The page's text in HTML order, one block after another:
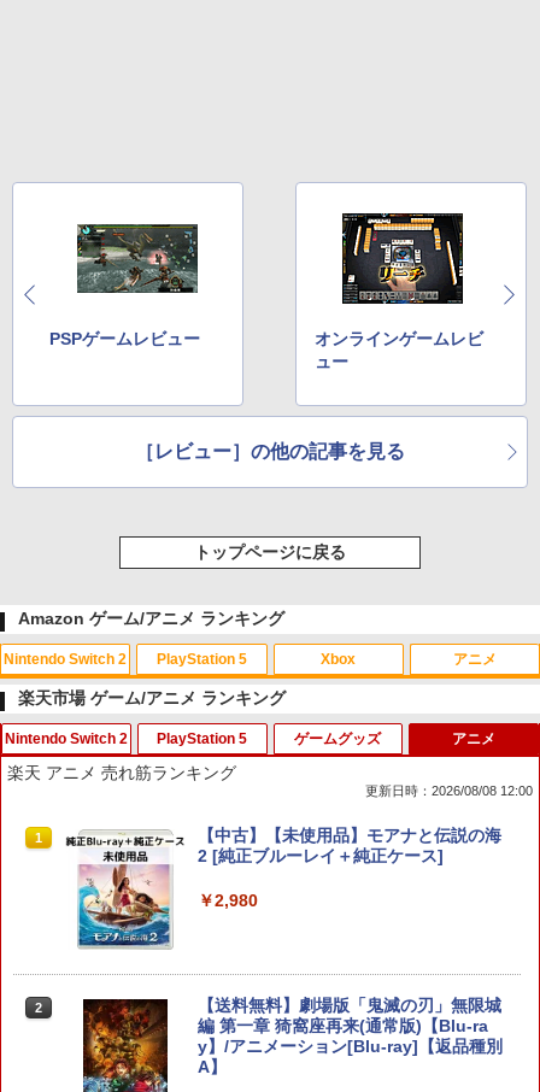
PSPゲームレビュー
オンラインゲームレビ
ュー
［レビュー］の他の記事を見る
トップページに戻る
Amazon ゲーム/アニメ ランキング
Nintendo Switch 2
1
スプラトゥーン レイダース|オンライン
コード版
￥5,832
￥6,449
PlayStation 5
1
PlayStation 5 デジタル・エディション
日本語専用 Console Language: Japan
ese only (CFI-2200B01)
￥55,000
￥7,286
Xbox
1
【純正品】Xbox ワイヤレス コントロー
ラー + USB-C® ケーブル
￥8,300
【純正品】Xbox ワイヤレス コントロー
￥7,681
【純正品】Xbox ワイヤレス コントロー
ラー (カーボンブラック)
アニメ
1
劇場版「鬼滅の刃」無限城編 第一章 猗
窩座再来 通常版 [Blu-ray]
￥3,982
￥3,523
楽天市場 ゲーム/アニメ ランキング
Nintendo Switch 2
1
スプラトゥーン レイダース [Nintendo S
witch 2 専用] 任天堂[ラッピング不可]
￥6,550
2
【当店独自で＋P10倍★要エントリー】
【中古】[Switch2] ドンキーコング バナ
ンザ(Donkey Kong Bananza) 任天堂(2
0250717)
PlayStation 5
1
FPS エイム アシストキャップ PS5 PS4
コントローラ 対応 Playstation プレイス
Sフリーク カバー 可動域アップ ゲーム
￥680
ゲームグッズ アニメ
楽天 アニメ 売れ筋ランキング
更新日時：2026/08/08 12:00
1
【中古】【未使用品】モアナと伝説の海
2 [純正ブルーレイ＋純正ケース]
￥2,980
2
【送料無料】劇場版「鬼滅の刃」無限城
編 第一章 猗窩座再来(通常版)【Blu-ra
y】/アニメーション[Blu-ray]【返品種別
A】